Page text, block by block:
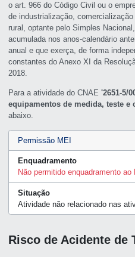
o art. 966 do Código Civil ou o
de industrialização,
rural, optante pelo Simples
acumulada nos anos-calendário
anual e que exerça, de forma
constantes do Anexo XI da
2018.
Para a atividade do CNAE'2651-5/
equipamentos de medida, teste e
abaixo.
Permissão MEI
Enquadramento
Não permitido enquadramento ao
Situação
Atividade não relacionado nas
Risco de Acidente de